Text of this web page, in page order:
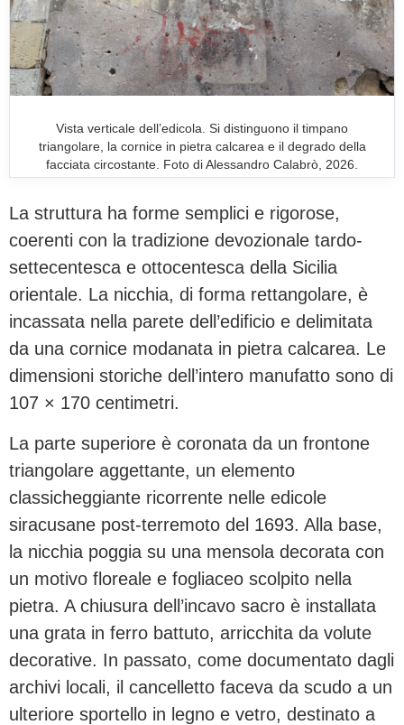
Vista verticale dell’edicola. Si distinguono il timpano
triangolare, la cornice in pietra calcarea e il degrado della
facciata circostante. Foto di Alessandro Calabrò, 2026.
La struttura ha forme semplici e rigorose,
coerenti con la tradizione devozionale tardo-
settecentesca e ottocentesca della Sicilia
orientale. La nicchia, di forma rettangolare, è
incassata nella parete dell’edificio e delimitata
da una cornice modanata in pietra calcarea. Le
dimensioni storiche dell’intero manufatto sono di
107 × 170 centimetri.
La parte superiore è coronata da un frontone
triangolare aggettante, un elemento
classicheggiante ricorrente nelle edicole
siracusane post-terremoto del 1693. Alla base,
la nicchia poggia su una mensola decorata con
un motivo floreale e fogliaceo scolpito nella
pietra. A chiusura dell’incavo sacro è installata
una grata in ferro battuto, arricchita da volute
decorative. In passato, come documentato dagli
archivi locali, il cancelletto faceva da scudo a un
ulteriore sportello in legno e vetro, destinato a